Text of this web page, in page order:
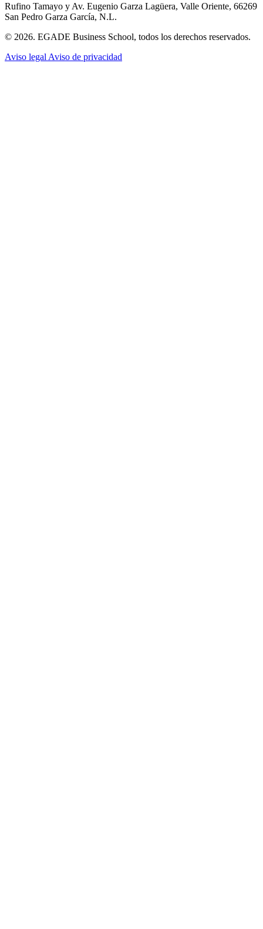
Rufino Tamayo y Av. Eugenio Garza Lagüera, Valle Oriente, 66269
San Pedro Garza García, N.L.
© 2026. EGADE Business School, todos los derechos reservados.
Aviso legal Aviso de privacidad